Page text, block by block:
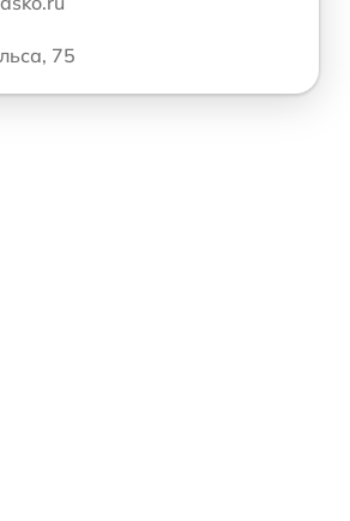
75